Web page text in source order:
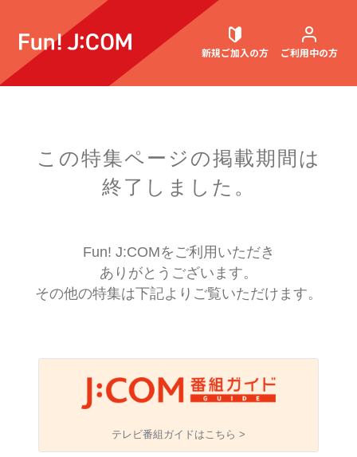
新規ご加入の方 ご利用中の方
ウェブメール マガジン
この特集ページの掲載期間は
終了しました。
Fun! J:COMをご利用いただき
ありがとうございます。
その他の特集は下記よりご覧いただけます。
テレビ番組ガイドはこちら >